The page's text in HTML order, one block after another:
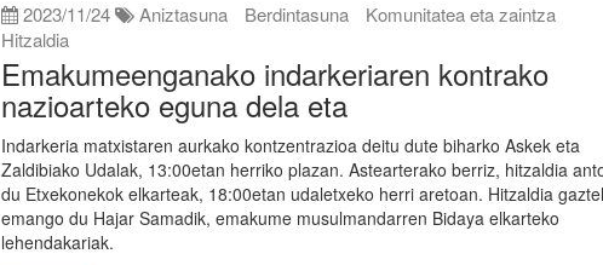
2023/11/24 Aniztasuna Berdintasuna
Komunitatea eta zaintza
Hitzaldia
Emakumeenganako indarkeriaren kontrako
nazioarteko eguna dela eta
Indarkeria matxistaren aurkako kontzentrazioa deitu dute biharko Askek eta
Zaldibiako Udalak, 13:00etan herriko plazan. Astearterako berriz, hitzaldia
du Etxekonekok elkarteak, 18:00etan udaletxeko herri aretoan. Hitzaldia
emango du Hajar Samadik, emakume musulmandarren Bidaya elkarteko
lehendakariak.